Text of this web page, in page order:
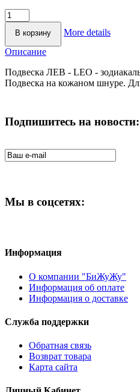
More details
Описание
Подвеска ЛЕВ - LEO -
Подвеска на кожаном шнуре.
Подпишитесь на новости:
Мы в соцсетях:
Информация
О компании "БиЖуЖу"
Информация об оплате
Информация о доставке
Служба поддержки
Обратная связь
Возврат товара
Карта сайта